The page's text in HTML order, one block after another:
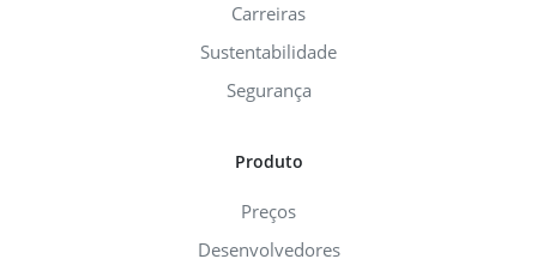
Carreiras
Sustentabilidade
Segurança
Produto
Preços
Desenvolvedores